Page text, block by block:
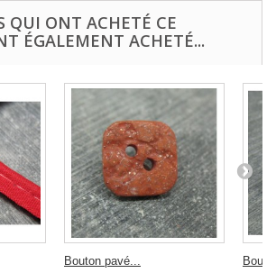
QUI ONT ACHETÉ CE
ÉGALEMENT ACHETÉ...
Bouton pavé...